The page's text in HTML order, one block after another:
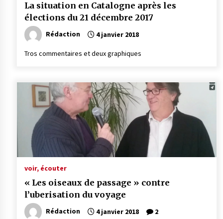
La situation en Catalogne après les
élections du 21 décembre 2017
Rédaction 4 janvier 2018
Tros commentaires et deux graphiques
voir, écouter
« Les oiseaux de passage » contre
l’uberisation du voyage
Rédaction 4 janvier 2018 2